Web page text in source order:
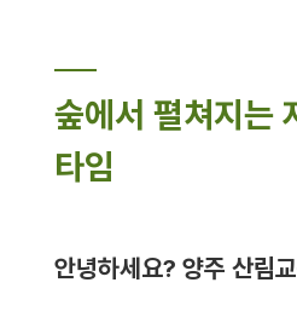
숲에서 펼쳐지는
타임
안녕하세요? 양주 산림